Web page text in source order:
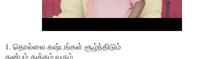
1. தொல்லை கஷ்டங்கள் சூழ்ந்திடும்
துன்பம் துக்கம் வரும்